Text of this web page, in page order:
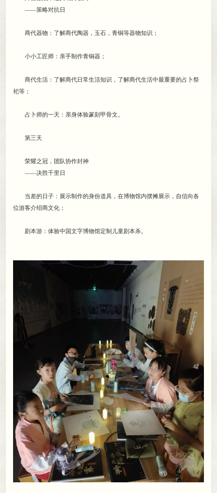
——策略对抗日
商代器物：了解商代陶器 ， 玉石，青铜等器物知识 ；
小小工匠师：亲手制作青铜器 ；
商代生活：了解商代日常生活知识 ， 了解商代生活中最重要的占卜祭
祀等；
占卜师的一天：亲身体验篆刻甲骨文。
第三天
荣耀之冠 ， 团队协作封神
——决胜千里日
当差的日子：展示制作的身份道具 ， 在博物馆内摆摊展示，自信向各
位游客介绍商文化 ；
剧本游：体验中国文字博物馆定制儿童剧本杀。